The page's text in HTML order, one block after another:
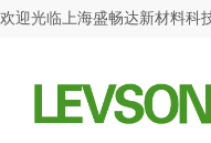
欢迎光临上海盛畅达新材料科